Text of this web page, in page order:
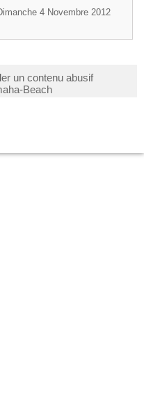
4 Novembre 2012
un contenu abusif
Beach